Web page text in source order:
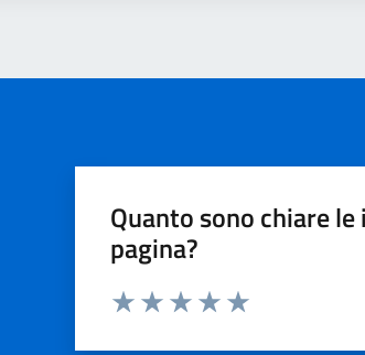
Quanto sono chiare
pagina?